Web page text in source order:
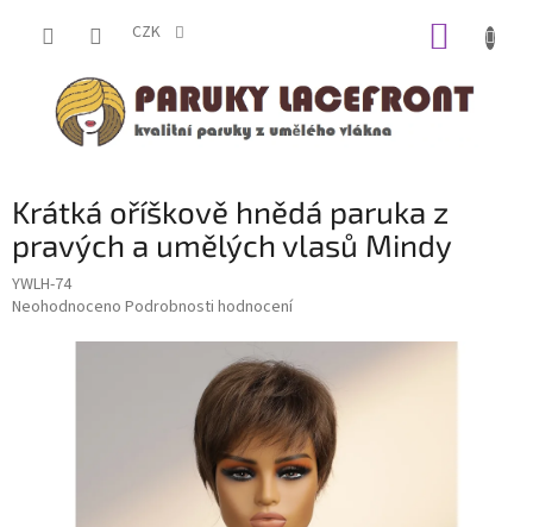
CZK
Krátká oříškově hnědá paruka z
pravých a umělých vlasů Mindy
YWLH-74
Průměrné
Neohodnoceno Podrobnosti hodnocení